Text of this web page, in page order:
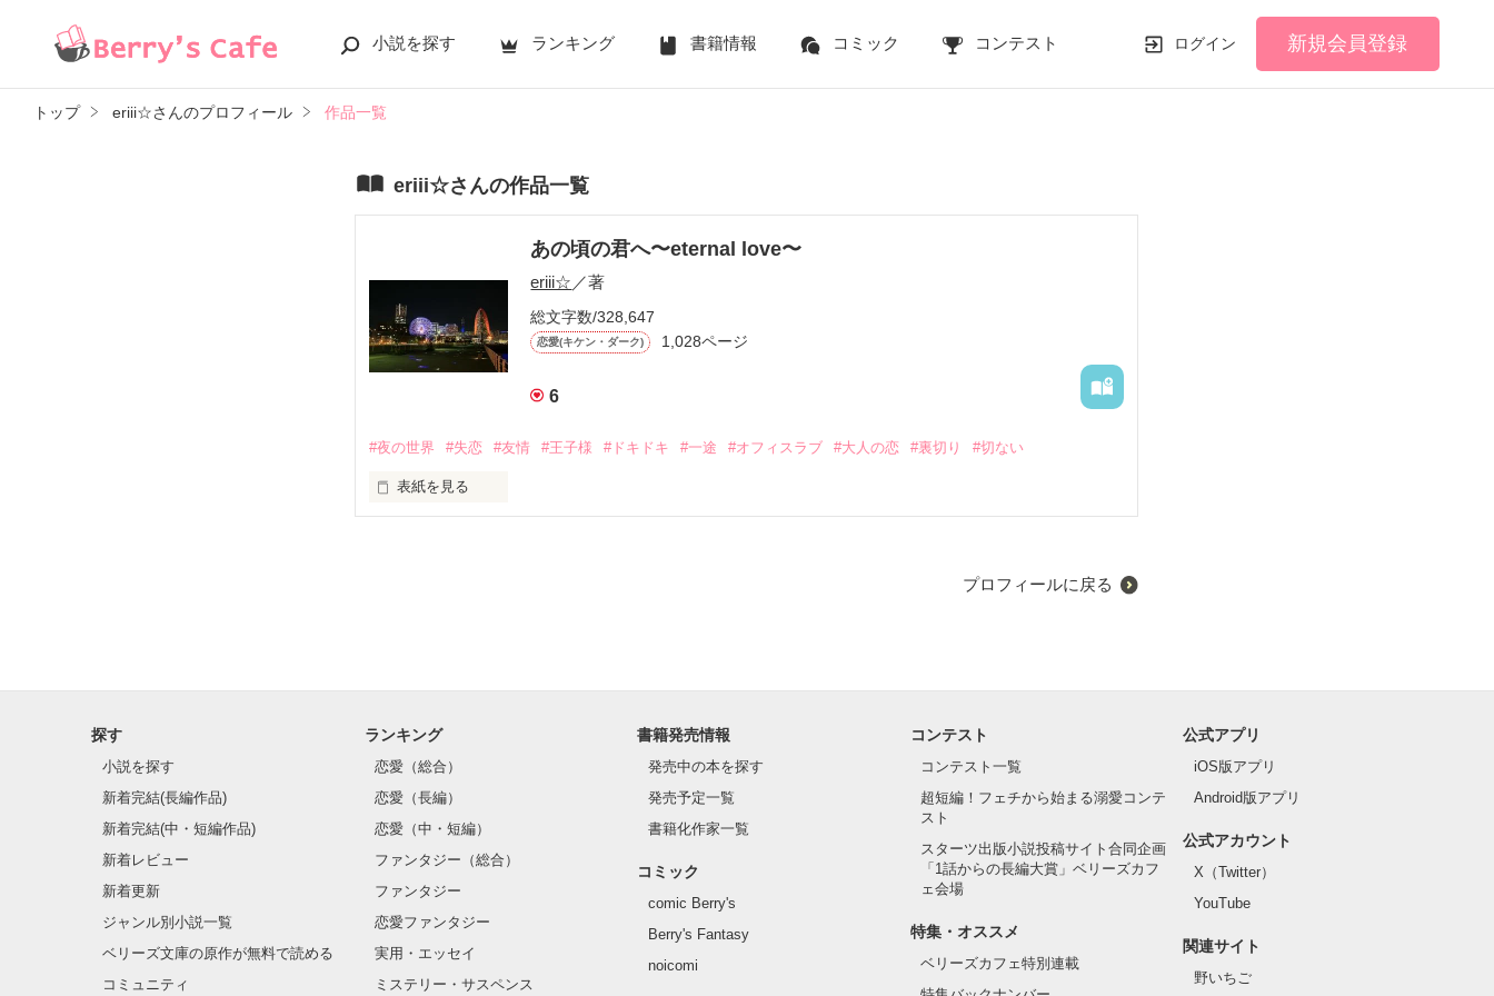
小説を探す ランキング 書籍情報 コミック コンテスト ログイン 新規会員登録
トップ eriii☆さんのプロフィール 作品一覧
eriii☆さんの作品一覧
あの頃の君へ〜eternal love〜
eriii☆ ／著
総文字数/328,647
恋愛(キケン・ダーク) 1,028ページ
6
#夜の世界 #失恋 #友情 #王子様 #ドキドキ #一途 #オフィスラブ #大人の恋 #裏切り #切ない
表紙を見る
しかし、
どんなに想っても
プロフィールに戻る
探す
小説を探す
新着完結(長編作品)
新着完結(中・短編作品)
新着レビュー
新着更新
ジャンル別小説一覧
ベリーズ文庫の原作が無料で読める
コミュニティ
ランキング
恋愛（総合）
恋愛（長編）
恋愛（中・短編）
ファンタジー（総合）
ファンタジー
恋愛ファンタジー
実用・エッセイ
ミステリー・サスペンス
書籍発売情報
発売中の本を探す
発売予定一覧
書籍化作家一覧
コミック
comic Berry's
Berry's Fantasy
noicomi
コンテスト
コンテスト一覧
超短編！フェチから始まる溺愛コンテ
スト
スターツ出版小説投稿サイト合同企画
「1話からの長編大賞」ベリーズカフ
ェ会場
特集・オススメ
ベリーズカフェ特別連載
公式アプリ
iOS版アプリ
Android版アプリ
公式アカウント
X（Twitter）
YouTube
関連サイト
野いちご